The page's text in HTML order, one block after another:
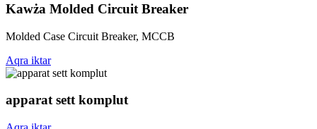
Kawża Molded Circuit Breaker
Molded Case Circuit Breaker, MCCB
Aqra iktar
apparat sett komplut